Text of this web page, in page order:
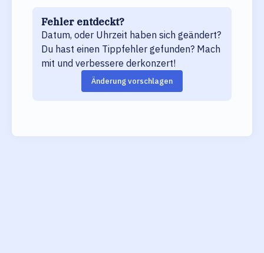
Fehler entdeckt?
Datum, oder Uhrzeit haben sich geändert?
Du hast einen Tippfehler gefunden? Mach
mit und verbessere derkonzert!
Änderung vorschlagen